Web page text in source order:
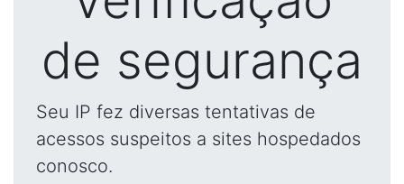
de segurança
Seu IP fez diversas tentativas de
acessos suspeitos a sites hospedados
conosco.